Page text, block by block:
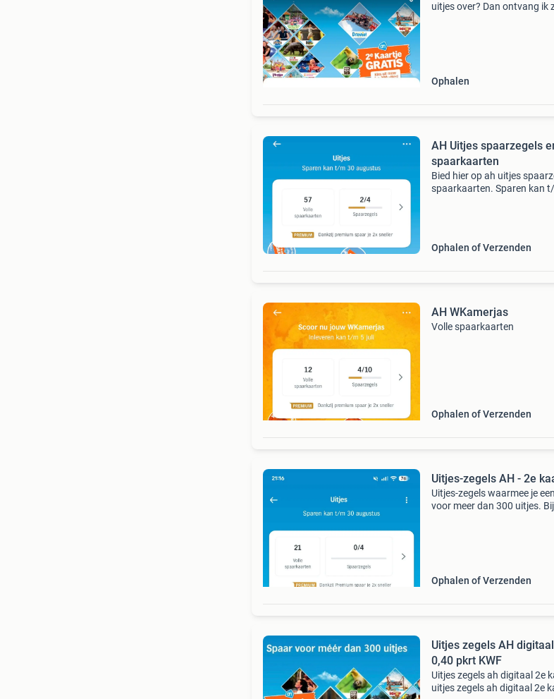
uitjes over? Dan ontvang ik
Ophalen
AH Uitjes spaarzegels
spaarkaarten
Bied hier op ah uitjes
spaarkaarten. Sparen kan
Ophalen of Verzenden
AH WKamerjas
Volle spaarkaarten
Ophalen of Verzenden
Uitjes-zegels AH - 2e
Uitjes-zegels waarmee je
voor meer dan 300 uitjes.
Ophalen of Verzenden
Uitjes zegels AH
0,40 pkrt KWF
Uitjes zegels ah digitaal 2e
uitjes zegels ah digitaal 2e